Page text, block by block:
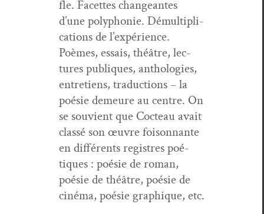
fle. Facettes changeantes
d’une poly­phonie. Démul­ti­pli­
ca­tions de l’expérience.
Poèmes, essais, théâtre, lec­
tures publiques, antholo­gies,
entre­tiens, tra­duc­tions – la
poésie demeure au cen­tre. On
se sou­vient que Cocteau avait
classé son œuvre foi­son­nante
en dif­férents reg­istres poé­
tiques : poésie de roman,
poésie de théâtre, poésie de
ciné­ma, poésie graphique, etc.